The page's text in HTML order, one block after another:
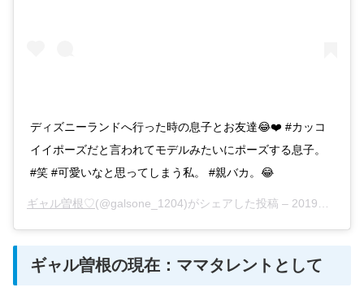
ディズニーランドへ行った時の息子とお友達😂❤️ #カッコ
イイポーズだと言われてモデルみたいにポーズする息子。
#笑 #可愛いなと思ってしまう私。 #親バカ。😂
ギャル曽根♡(@galsone_1204)がシェアした投稿 – 2019年 3月月28日午前8時52分PDT
ギャル曽根の現在：ママタレントとして